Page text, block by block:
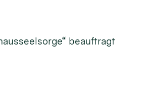
beauftragt